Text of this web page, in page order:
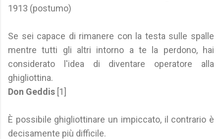
1913 (postumo)
Se sei capace di rimanere con la testa sulle spalle
mentre tutti gli altri intorno a te la perdono, hai
considerato l'idea di diventare operatore alla
ghigliottina.
Don Geddis [1]
È possibile ghigliottinare un impiccato, il contrario è
decisamente più difficile.